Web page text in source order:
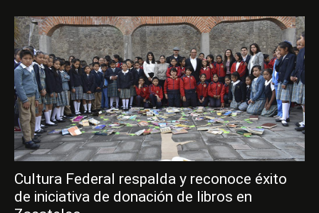
Cultura Federal respalda y reconoce éxito
de iniciativa de donación de libros en